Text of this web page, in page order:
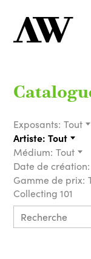
Exposants: Tout
Artiste: Tout
Médium: Tout
Date de création:
Gamme de prix:
Collecting 101